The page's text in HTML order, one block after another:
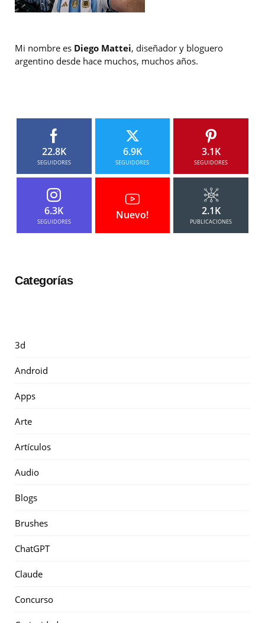
Mi nombre es Diego Mattei, diseñador y bloguero
argentino desde hace muchos, muchos años.
22.8K
SEGUIDORES
6.9K
SEGUIDORES
3.1K
SEGUIDORES
6.3K
SEGUIDORES
Nuevo! 2.1K
PUBLICACIONES
Categorías
3d
Android
Apps
Arte
Artículos
Audio
Blogs
Brushes
ChatGPT
Claude
Concurso